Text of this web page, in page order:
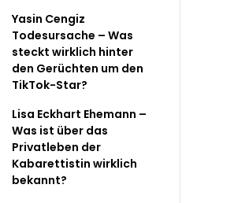
Yasin Cengiz
Todesursache – Was
steckt wirklich hinter
den Gerüchten um den
TikTok-Star?
Lisa Eckhart Ehemann –
Was ist über das
Privatleben der
Kabarettistin wirklich
bekannt?